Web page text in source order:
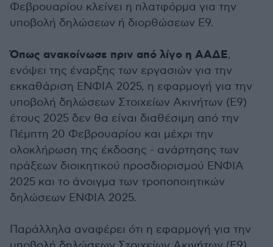
Φεβρουαρίου κλείνει η πλατφόρμα για την
υποβολή δηλώσεων ή διορθώσεων Ε9.
Όπως ανακοίνωσε πριν από λίγο η ΑΑΔΕ,
ενόψει της έναρξης των εργασιών για την
εκκαθάριση ΕΝΦΙΑ 2025, η εφαρμογή για την
υποβολή δηλώσεων Στοιχείων Ακινήτων (Ε9)
έτους 2025 δεν θα είναι διαθέσιμη από την
Πέμπτη 20 Φεβρουαρίου και μέχρι την
ολοκλήρωση της έκδοσης - ανάρτησης των
πράξεων διοικητικού προσδιορισμού ΕΝΦΙΑ
2025 και το άνοιγμα των τροποποιητικών
δηλώσεων ΕΝΦΙΑ 2025.
Παράλληλα αναφέρει ότι η εφαρμογή για την